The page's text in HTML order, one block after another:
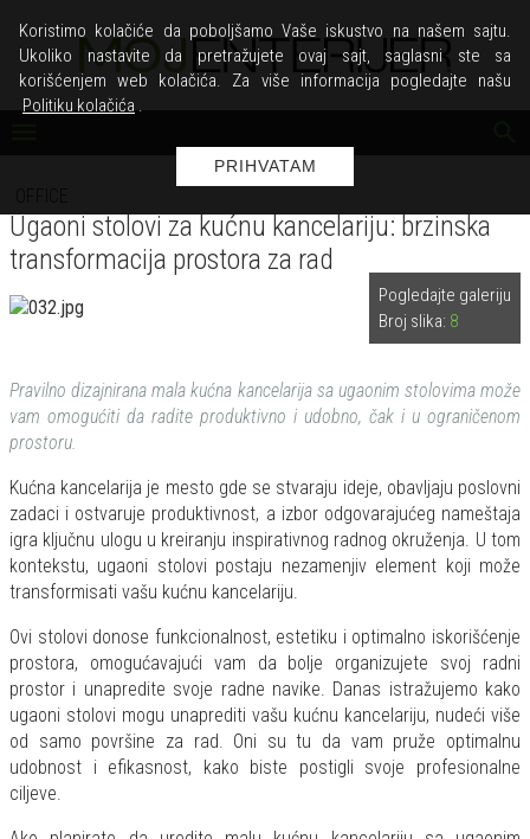
Ugaoni stolovi za kućnu kancelariju: brzinska
transformacija prostora za rad
Pogledajte galeriju
Broj slika: 8
Pravilno dizajnirana mala kućna kancelarija sa ugaonim stolovima može
vam omogućiti da radite produktivno i udobno, čak i u ograničenom
prostoru.
Kućna kancelarija je mesto gde se stvaraju ideje, obavljaju poslovni
zadaci i ostvaruje produktivnost, a izbor odgovarajućeg nameštaja
igra ključnu ulogu u kreiranju inspirativnog radnog okruženja. U tom
kontekstu, ugaoni stolovi postaju nezamenjiv element koji može
transformisati vašu kućnu kancelariju.
Ovi stolovi donose funkcionalnost, estetiku i optimalno iskorišćenje
prostora, omogućavajući vam da bolje organizujete svoj radni
prostor i unapredite svoje radne navike. Danas istražujemo kako
ugaoni stolovi mogu unaprediti vašu kućnu kancelariju, nudeći više
od samo površine za rad. Oni su tu da vam pruže optimalnu
udobnost i efikasnost, kako biste postigli svoje profesionalne
ciljeve.
Koristimo kolačiće da poboljšamo Vaše iskustvo na našem sajtu.
Ukoliko nastavite da pretražujete ovaj sajt, saglasni ste sa
korišćenjem web kolačića. Za više informacija pogledajte našu
Politiku kolačića .
PRIHVATAM